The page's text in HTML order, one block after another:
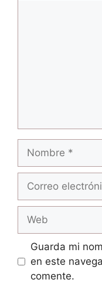
Nombre
Correo
Web
Guarda mi
en este
comente.